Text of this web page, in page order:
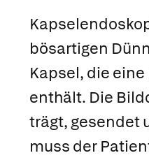
bösartigen
Kapsel, die
enthält. Die
trägt, gesendet
muss der